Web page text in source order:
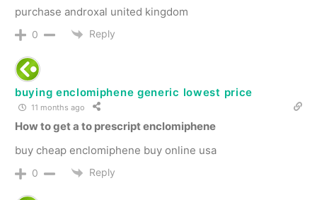
purchase androxal united kingdom
0 Reply
buying enclomiphene generic lowest price
11 months ago
How to get a to prescript enclomiphene
buy cheap enclomiphene buy online usa
0 Reply